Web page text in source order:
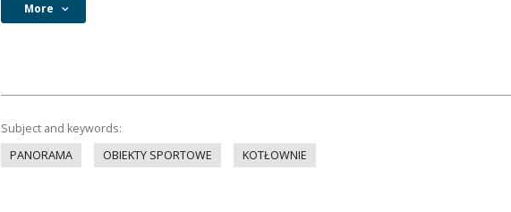
More
Subject and keywords:
PANORAMA
OBIEKTY SPORTOWE KOTŁOWNIE